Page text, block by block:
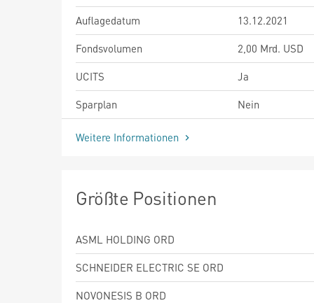
Auflagedatum
13.12.2021
Fondsvolumen
2,00 Mrd. USD
UCITS
Ja
Sparplan
Nein
Weitere Informationen
Größte Positionen
ASML HOLDING ORD
SCHNEIDER ELECTRIC SE ORD
NOVONESIS B ORD